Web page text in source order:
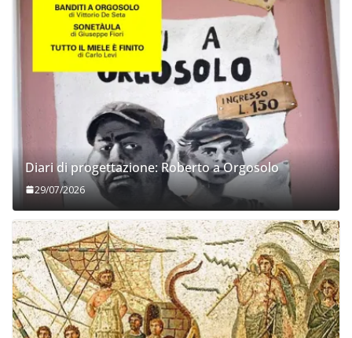
Diari di progettazione: Roberto a Orgosolo
29/07/2026